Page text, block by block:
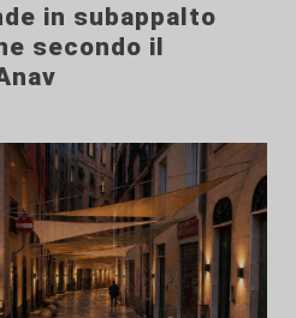
in subappalto
secondo il